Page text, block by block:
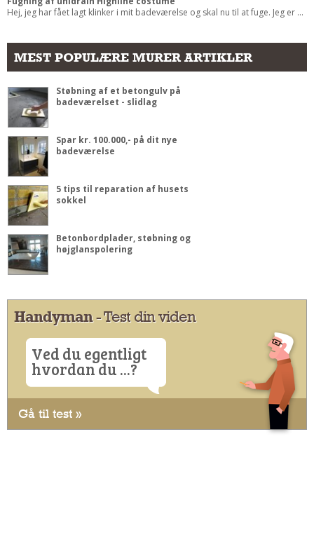
Hej, jeg har fået lagt klinker i mit badeværelse og skal nu til at fuge. Jeg er ...
MEST POPULÆRE MURER ARTIKLER
Støbning af et betongulv på
badeværelset - slidlag
Spar kr. 100.000,- på dit nye
badeværelse
5 tips til reparation af husets
sokkel
Betonbordplader, støbning og
højglanspolering
Handyman- Test din viden
Ved du egentligt
hvordan du ...?
Gå til test »